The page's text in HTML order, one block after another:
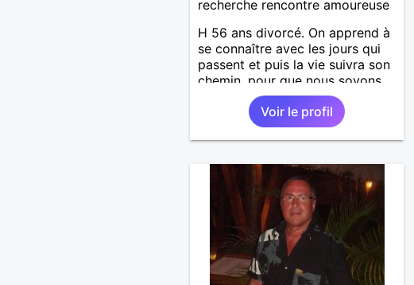
recherche rencontre amoureuse
H 56 ans divorcé. On apprend à
se connaître avec les jours qui
passent et puis la vie suivra son
chemin, pour que nous soyons
heureux de vivre ensemble. Je
vous espère féminine et
dynamique, ouverte et tolérante.
Vos petits défauts seront sans
Voir le profil